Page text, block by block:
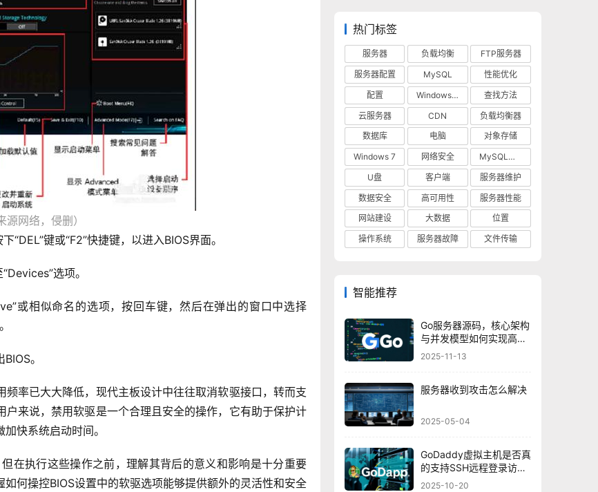
源网络，侵删）
“DEL”键或“F2”快捷键，以进入BIOS界面。
选项。
或相似命名的选项，按回车键，然后在弹出的窗口中选择
。
率已大大降低，现代主板设计中往往取消软驱接口，转而支
来说，禁用软驱是一个合理且安全的操作，它有助于保护计
快系统启动时间。
在执行这些操作之前，理解其背后的意义和影响是十分重要
何操控BIOS设置中的软驱选项能够提供额外的灵活性和安全
热门标签
服务器 负载均衡
FTP服务器
服务器配置
MySQL
性能优化
配置
Windows 10
查找方法
云服务器
CDN
负载均衡器
数据库
电脑
对象存储
Windows 7
网络安全
MySQL数据库
U盘
客户端
服务器维护
数据安全
高可用性
服务器性能
网站建设
大数据
位置
操作系统
服务器故障 文件传输
智能推荐
Go服务器源码，核心架构
与并发模型如何实现高效
处理？
2025-11-13
服务器收到攻击怎么解决
2025-05-04
GoDaddy虚拟主机是否真
的支持SSH远程登录访
问？
2025-10-20